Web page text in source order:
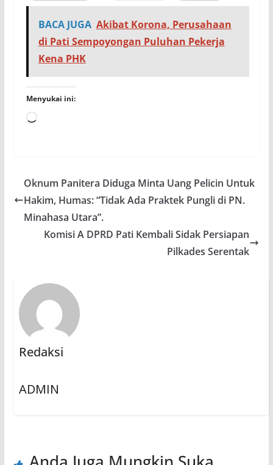
BACA JUGA Akibat Korona, Perusahaan
di Pati Sempoyongan Puluhan Pekerja
Kena PHK
Menyukai ini:
Memuat...
Oknum Panitera Diduga Minta Uang Pelicin Untuk
Hakim, Humas: “Tidak Ada Praktek Pungli di PN.
Minahasa Utara”.
Komisi A DPRD Pati Kembali Sidak Persiapan
Pilkades Serentak
Redaksi
ADMIN